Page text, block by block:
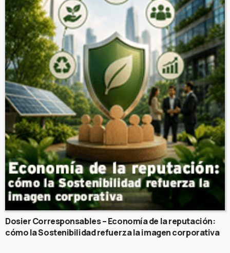
Dosier Corresponsables – Economía de la reputación:
cómo la Sostenibilidad refuerza la imagen corporativa